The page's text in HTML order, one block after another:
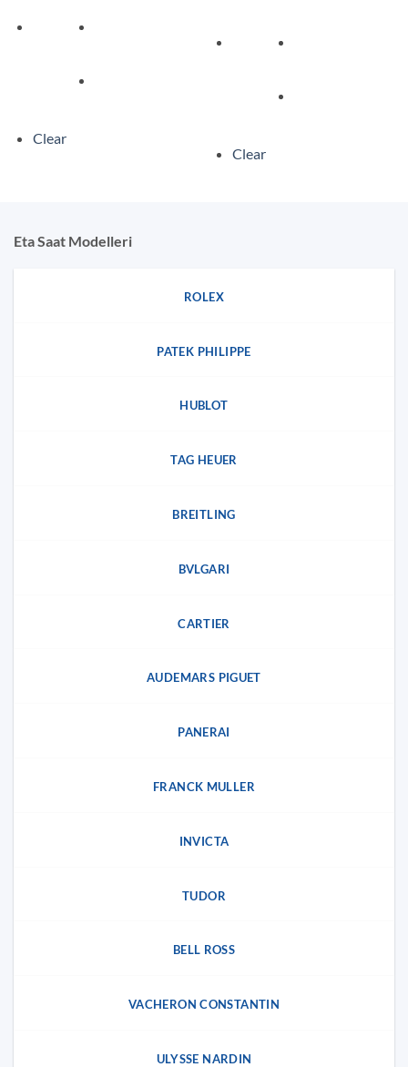
Clear
Clear
Eta Saat Modelleri
ROLEX
PATEK PHILIPPE
HUBLOT
TAG HEUER
BREITLING
BVLGARI
CARTIER
AUDEMARS PIGUET
PANERAI
FRANCK MULLER
INVICTA
TUDOR
BELL ROSS
VACHERON CONSTANTIN
ULYSSE NARDIN